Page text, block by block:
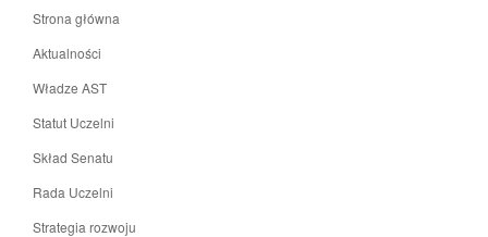
Strona główna
Aktualności
Władze AST
Statut Uczelni
Skład Senatu
Rada Uczelni
Strategia rozwoju